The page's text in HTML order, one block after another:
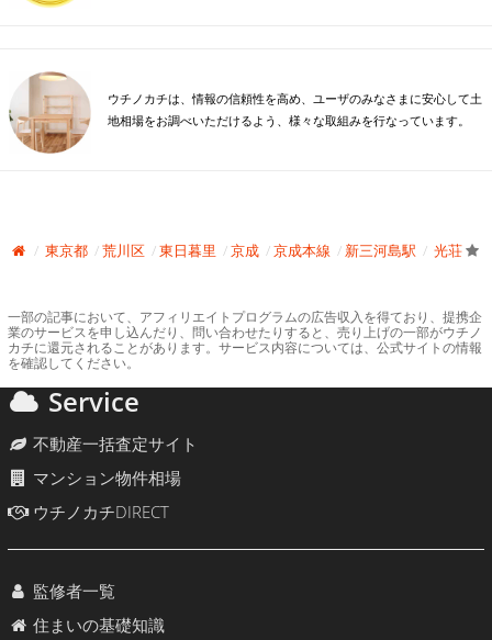
ウチノカチは、情報の信頼性を高め、ユーザのみなさまに安心して土
地相場をお調べいただけるよう、様々な取組みを行なっています。
東京都 荒川区 東日暮里 京成 京成本線 新三河島駅 光荘
一部の記事において、アフィリエイトプログラムの広告収入を得ており、提携企
業のサービスを申し込んだり、問い合わせたりすると、売り上げの一部がウチノ
カチに還元されることがあります。サービス内容については、公式サイトの情報
を確認してください。
Service
不動産一括査定サイト
マンション物件相場
ウチノカチDIRECT
監修者一覧
住まいの基礎知識